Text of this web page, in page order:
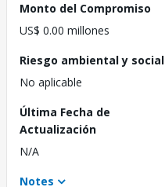
Monto del Compromiso
US$ 0.00 millones
Riesgo ambiental y social
No aplicable
Última Fecha de
Actualización
N/A
Notes